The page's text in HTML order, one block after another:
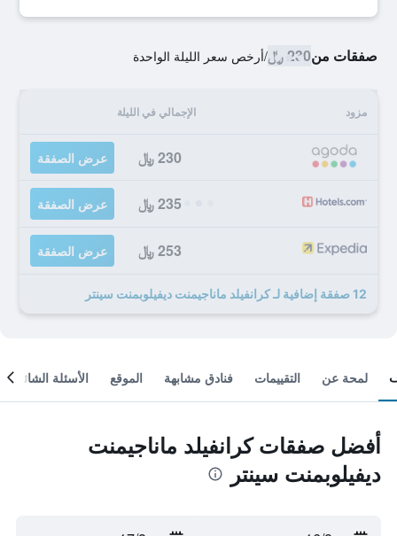
صفقات من230 ﷼ /أرخص سعر الليلة الواحدة
مزود الإجمالي في الليلة
230 ﷼ عرض الصفقة
235 ﷼ عرض الصفقة
253 ﷼ عرض الصفقة
12 صفقة إضافية لـ كرانفيلد ماناجيمنت ديفيلوبمنت سينتر
لمحة عن التقييمات فنادق مشابهة الموقع الأسئلة الشائعة
أفضل صفقات كرانفيلد ماناجيمنت
ديفيلوبمنت سينتر